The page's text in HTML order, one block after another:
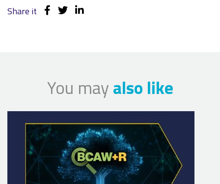
Share it
You mayalso like